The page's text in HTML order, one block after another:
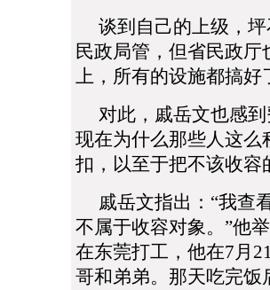
谈到自己的上级，坪
民政局管，但省民政
上，所有的设施都搞好
对此，戚岳文也感到
现在为什么那些人这
扣，以至于把不该收容
戚岳文指出：“我查
不属于收容对象。”他
在东莞打工，他在7月
哥和弟弟。那天吃完